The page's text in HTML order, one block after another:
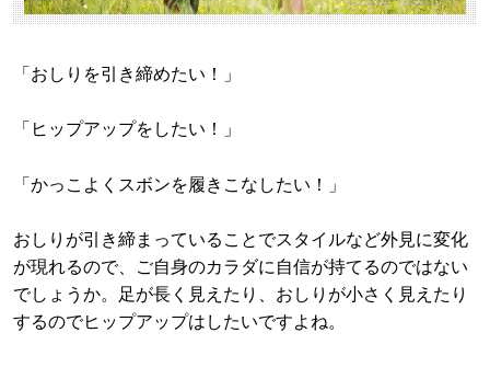
「おしりを引き締めたい！」
「ヒップアップをしたい！」
「かっこよくスボンを履きこなしたい！」
おしりが引き締まっていることでスタイルなど外見に変化
が現れるので、ご自身のカラダに自信が持てるのではない
でしょうか。足が長く見えたり、おしりが小さく見えたり
するのでヒップアップはしたいですよね。